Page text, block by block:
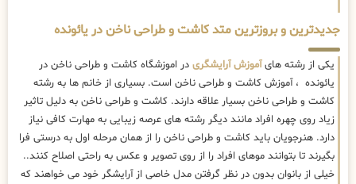
جدیدترین و بروزترین متد کاشت و طراحی ناخن در یائونده
یکی از رشته هایآموزش آرایشگری در اموزشگاه کاشت و طراحی ناخن در
یائونده ، آموزش کاشت و طراحی ناخن است. بسیاری از خانم ها به رشته
کاشت و طراحی ناخن بسیار علاقه دارند. کاشت و طراحی ناخن به دلیل تاثیر
زیاد روی چهره افراد مانند دیگر رشته های عرصه زیبایی به مهارت کافی نیاز
دارد. هنرجویان باید کاشت و طراحی ناخن را از همان مرحله اول به درستی فرا
بگیرند تا بتوانند موهای افراد را از روی تصویر و عکس به راحتی اصلاح کنند..
خیلی از بانوان بدون در نظر گرفتن مدل خاصی از آرایشگر خود می خواهند که